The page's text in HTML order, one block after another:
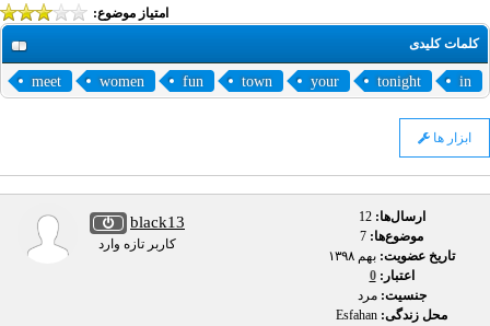
امتیاز موضوع:
کلمات کلیدی
in
tonight
your
town
fun
women
meet
ابزار ها
black13
کاربر تازه وارد
ارسال‌ها:12
موضوع‌ها:
تاریخ عضویت: بهم ۱۳۹۸
اعتبار:0
جنسیت: مرد
محل زندگی: